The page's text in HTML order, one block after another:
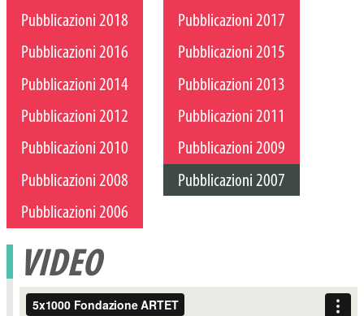
Pubblicazioni 2018
Pubblicazioni 2017
Pubblicazioni 2016
Pubblicazioni 2015
Pubblicazioni 2014
Pubblicazioni 2013
Pubblicazioni 2012
Pubblicazioni 2011
Pubblicazioni 2010
Pubblicazioni 2009
Pubblicazioni 2008
Pubblicazioni 2007
Pubblicazioni 2006
VIDEO
Video
Player